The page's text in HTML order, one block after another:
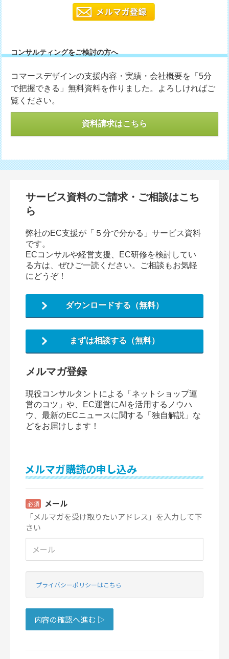
コンサルティングをご検討の方へ
コマースデザインの支援内容・実績・会社概要を「5分
で把握できる」無料資料を作りました。よろしければご
覧ください。
資料請求はこちら
サービス資料のご請求・ご相談はこち
ら
弊社のEC支援が「５分で分かる」サービス資料
です。
ECコンサルや経営支援、EC研修を検討してい
る方は、ぜひご一読ください。ご相談もお気軽
にどうぞ！
ダウンロードする（無料）
まずは相談する（無料）
メルマガ登録
現役コンサルタントによる「ネットショップ運
営のコツ」や、EC運営にAIを活用するノウハ
ウ、最新のECニュースに関する「独自解説」な
どをお届けします！